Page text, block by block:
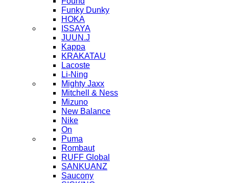
Funky Dunky
HOKA
ISSAYA
JUUN.J
Kappa
KRAKATAU
Lacoste
Li-Ning
Mighty Jaxx
Mitchell & Ness
Mizuno
New Balance
Nike
On
Puma
Rombaut
RUFF Global
SANKUANZ
Saucony